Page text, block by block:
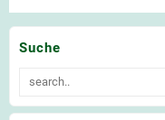
Suche